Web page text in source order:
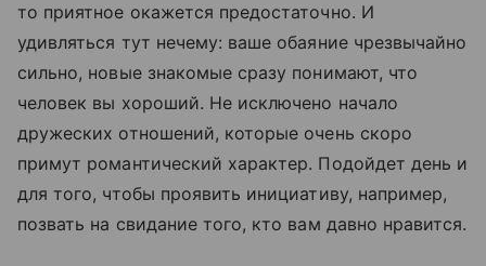
то приятное окажется предостаточно. И
удивляться тут нечему: ваше обаяние чрезвычайно
сильно, новые знакомые сразу понимают, что
человек вы хороший. Не исключено начало
дружеских отношений, которые очень скоро
примут романтический характер. Подойдет день и
для того, чтобы проявить инициативу, например,
позвать на свидание того, кто вам давно нравится.